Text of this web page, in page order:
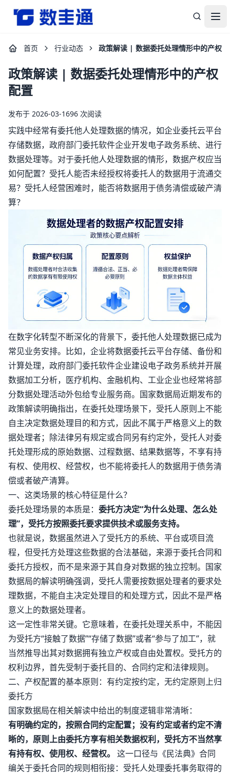
杭州数圭通科技有限公司-让数据安全流动，让数据释放价值
打
首页 行业动态 政策解读 | 数据委托处理情形中的产权
政策解读 | 数据委托处理情形中的产权
配置
发布于 2026-03-1696 次阅读
实践中经常有委托他人处理数据的情况，如企业委托云平台
存储数据，政府部门委托软件企业开发电子政务系统、进行
数据处理等。对于委托他人处理数据的情形，数据产权应当
如何配置？受托人能否未经授权将委托人的数据用于流通交
易？受托人经营困难时，能否将数据用于债务清偿或破产清
算？
在数字化转型不断深化的背景下，委托他人处理数据已成为
常见业务安排。比如，企业将数据委托云平台存储、备份和
计算处理，政府部门委托软件企业建设电子政务系统并开展
数据加工分析，医疗机构、金融机构、工业企业也经常将部
分数据处理活动外包给专业服务商。国家数据局近期发布的
政策解读明确指出，在委托处理场景下，受托人原则上不能
自主决定数据处理目的和方式，因此不属于严格意义上的数
据处理者；除法律另有规定或合同另有约定外，受托人对委
托处理形成的原始数据、过程数据、结果数据等，不享有持
有权、使用权、经营权，也不能将委托人的数据用于债务清
偿或者破产清算。
一、这类场景的核心特征是什么？
委托处理场景的本质是： 委托方决定“为什么处理、怎么处
理”，受托方按照委托要求提供技术或服务支持。
也就是说，数据虽然进入了受托方的系统、平台或项目流
程，但受托方处理这些数据的合法基础，来源于委托合同和
委托方授权，而不是来源于其自身对数据的独立控制。国家
数据局的解读明确强调，受托人需要按数据处理者的要求处
理数据，不能自主决定处理目的和处理方式，因此不是严格
意义上的数据处理者。
这一定性非常关键。它意味着，在委托处理关系中，不能因
为受托方“接触了数据”“存储了数据”或者“参与了加工”，就
当然推导出其对数据拥有独立产权或自由处置权。受托方的
权利边界，首先受制于委托目的、合同约定和法律规则。
二、产权配置的基本原则：有约定按约定，无约定原则上归
委托方
国家数据局在相关解读中给出的制度逻辑非常清晰：
有明确约定的，按照合同约定配置；没有约定或者约定不清
晰的，原则上由委托方享有相关数据权利，受托方不当然享
有持有权、使用权、经营权。 这一口径与《民法典》合同
编关于委托合同的规则相衔接：受托人处理委托事务取得的